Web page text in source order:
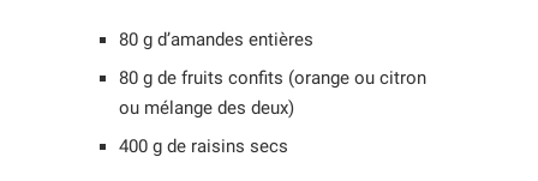
80 g d’amandes entières
80 g de fruits confits (orange ou citron
ou mélange des deux)
400 g de raisins secs